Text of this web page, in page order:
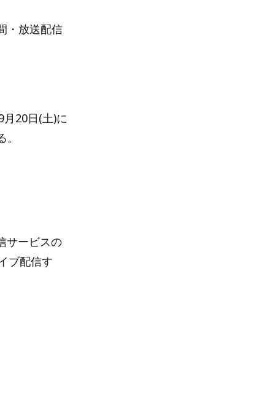
・放送配信
20日(土)に
サービスの
ブ配信す